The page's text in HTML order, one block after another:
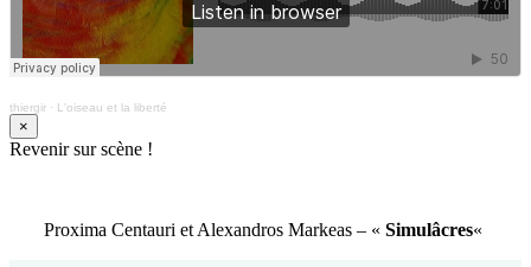
thiergir · L'oiseau et la liberté
×
Revenir sur scène !
Proxima Centauri et Alexandros Markeas – « Simulâcres«